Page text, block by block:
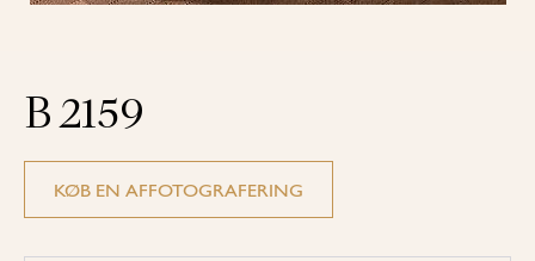
B 2159
KØB EN AFFOTOGRAFERING